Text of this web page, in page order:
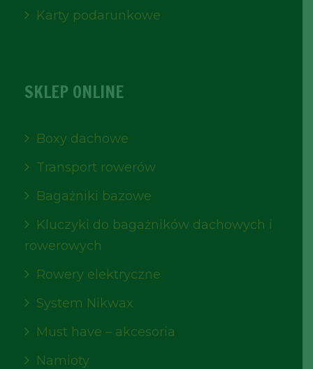
Karty podarunkowe
SKLEP ONLINE
Boxy dachowe
Transport rowerów
Bagażniki bazowe
Kluczyki do bagażników dachowych i
rowerowych
Rowery elektryczne
System Nikwax
Must have – akcesoria
Namioty